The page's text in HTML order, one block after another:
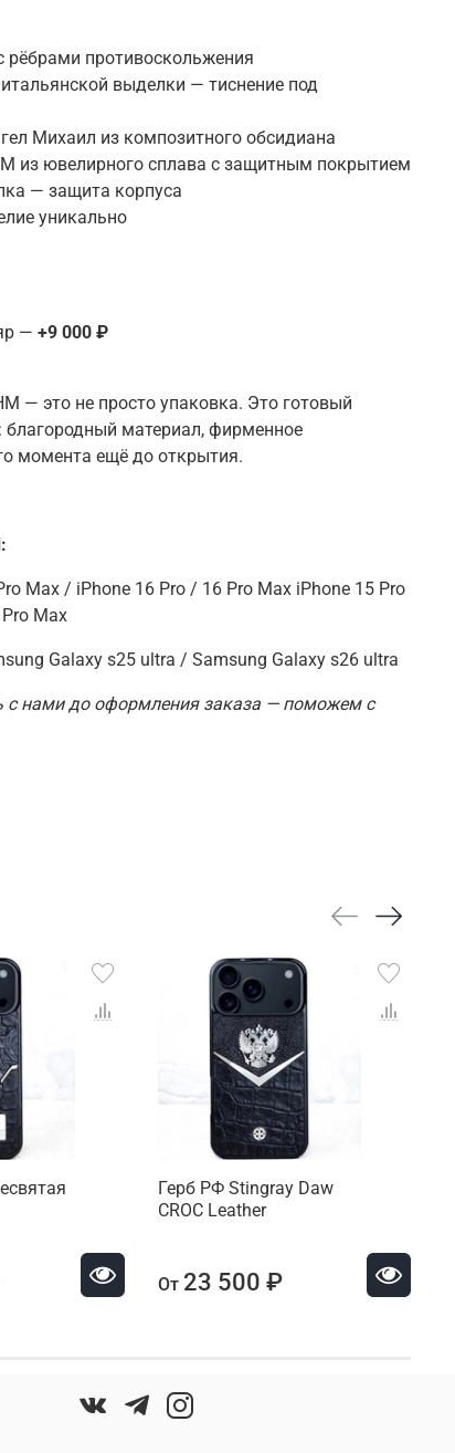
рёбрами противоскольжения
выделки — тиснение под
Михаил из композитного обсидиана
из ювелирного сплава с защитным покрытием
— защита корпуса
уникально
— +9 000 ₽
— это не просто упаковка. Это готовый
: благородный материал, фирменное
момента ещё до открытия.
Max / iPhone 16 Pro / 16 Pro Max iPhone 15 Pro
Max
Galaxy s25 ultra / Samsung Galaxy s26 ultra
с нами до оформления заказа — поможем с
Герб РФ Stingray Daw
CROC Leather
От 23 500 ₽